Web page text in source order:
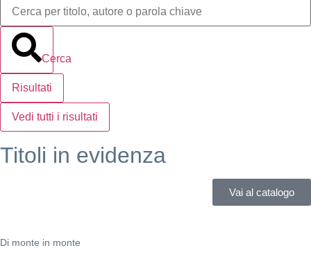
Cerca
Risultati
Vedi tutti i risultati
Titoli in evidenza
Vai al catalogo
Di monte in monte